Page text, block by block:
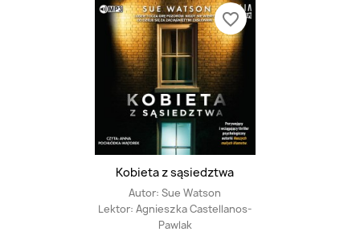
Kobieta z sąsiedztwa
Autor: Sue Watson
Lektor: Agnieszka Castellanos-
Pawlak
favorite_border